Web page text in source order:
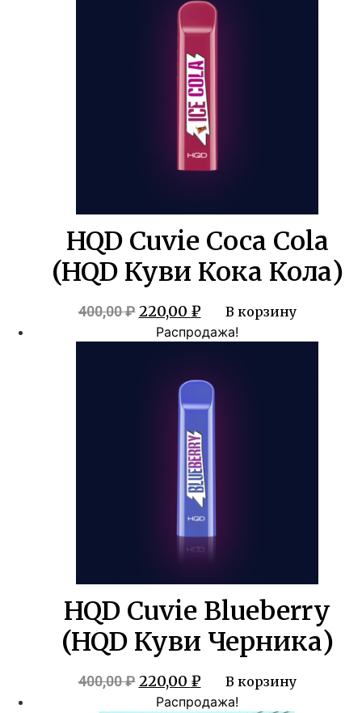
HQD Cuvie Coca Cola
(HQD Куви Кока Кола)
400,00₽ Первоначальная
цена
400,00 ₽.
220,00 ₽Текущая
цена:
В корзину
Распродажа!
HQD Cuvie Blueberry
(HQD Куви Черника)
400,00₽ Первоначальная
цена
220,00 ₽Текущая
цена:
В корзину
Распродажа!